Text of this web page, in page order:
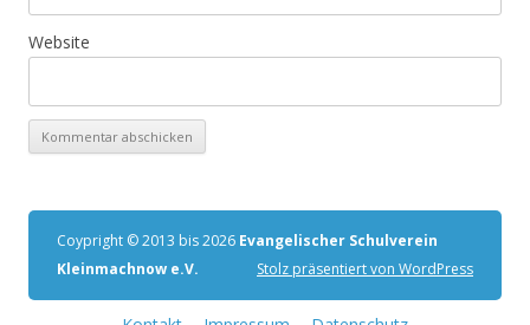
Website
Coypright © 2013 bis 2026 Evangelischer Schulverein
Kleinmachnow e.V.
Stolz präsentiert von WordPress